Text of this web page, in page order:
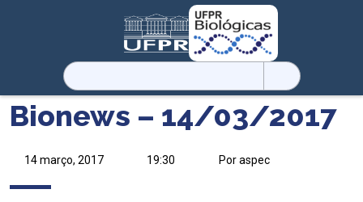
Pesquisar
por:
Bionews – 14/03/2017
14 março, 2017 19:30 Por aspec